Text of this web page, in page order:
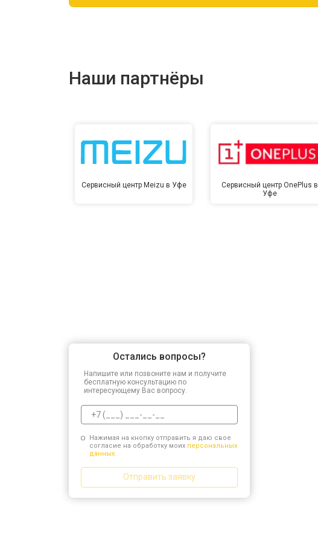
Наши партнёры
Сервисный центр Meizu в Уфе
Сервисный центр OnePlus в
Уфе
Остались вопросы?
Напишите или позвоните нам и получите
бесплатную консультацию по
интересующему Вас вопросу.
Нажимая на кнопку отправить я даю свое
согласие на обработку моих персональных
данных.
Отправить заявку